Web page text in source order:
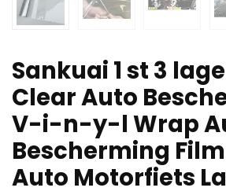
Sankuai 1 st 3
Clear Auto
V-i-n-y-l Wrap
Bescherming
Auto Motorfiets